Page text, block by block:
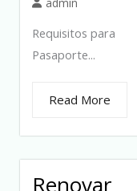
Requisitos para
Pasaporte...
Read More
Renovar